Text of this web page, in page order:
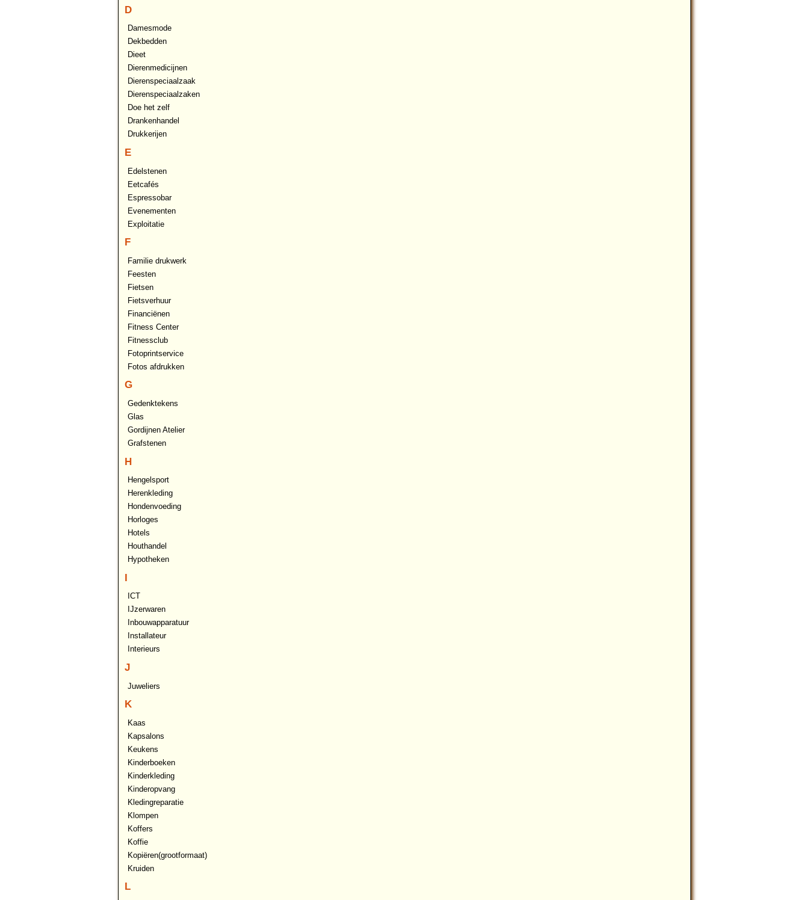
D
Damesmode
Dekbedden
Dieet
Dierenmedicijnen
Dierenspeciaalzaak
Dierenspeciaalzaken
Doe het zelf
Drankenhandel
Drukkerijen
E
Edelstenen
Eetcafés
Espressobar
Evenementen
Exploitatie
F
Familie drukwerk
Feesten
Fietsen
Fietsverhuur
Financiënen
Fitness Center
Fitnessclub
Fotoprintservice
Fotos afdrukken
G
Gedenktekens
Glas
Gordijnen Atelier
Grafstenen
H
Hengelsport
Herenkleding
Hondenvoeding
Horloges
Hotels
Houthandel
Hypotheken
I
ICT
IJzerwaren
Inbouwapparatuur
Installateur
Interieurs
J
Juweliers
K
Kaas
Kapsalons
Keukens
Kinderboeken
Kinderkleding
Kinderopvang
Kledingreparatie
Klompen
Koffers
Koffie
Kopiëren(grootformaat)
Kruiden
L